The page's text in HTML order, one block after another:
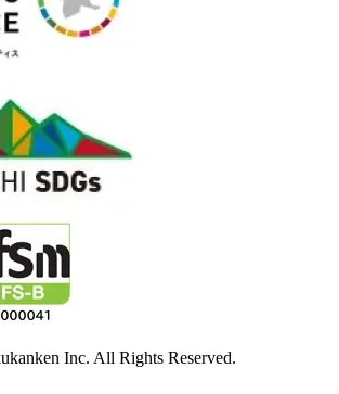
Inc. All Rights Reserved.